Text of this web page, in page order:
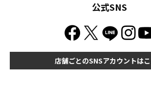
公式SNS
店舗ごとのSNSアカウントは